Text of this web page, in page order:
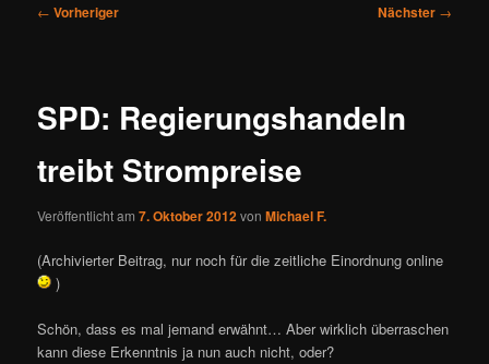
Beitragsnavigation
← Vorheriger Nächster →
SPD: Regierungshandeln
treibt Strompreise
Veröffentlicht am7. Oktober 2012vonMichael F.
(Archivierter Beitrag, nur noch für die zeitliche Einordnung online
)
Schön, dass es mal jemand erwähnt… Aber wirklich überraschen
kann diese Erkenntnis ja nun auch nicht, oder?